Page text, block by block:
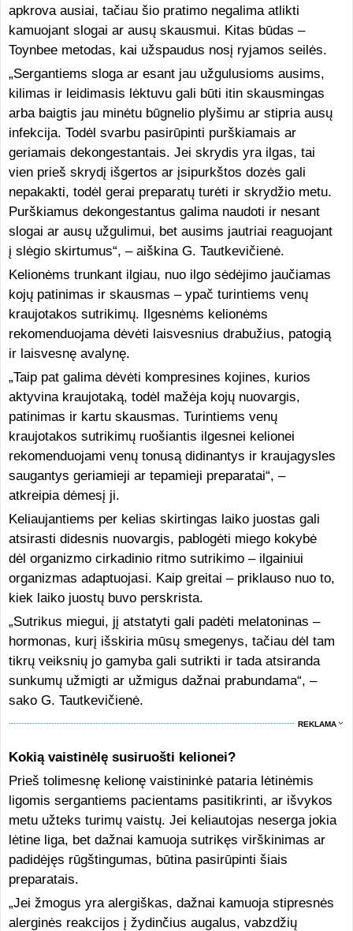
apkrova ausiai, tačiau šio pratimo negalima atlikti
kamuojant slogai ar ausų skausmui. Kitas būdas –
Toynbee metodas, kai užspaudus nosį ryjamos seilės.
„Sergantiems sloga ar esant jau užgulusioms ausims,
kilimas ir leidimasis lėktuvu gali būti itin skausmingas
arba baigtis jau minėtu būgnelio plyšimu ar stipria ausų
infekcija. Todėl svarbu pasirūpinti purškiamais ar
geriamais dekongestantais. Jei skrydis yra ilgas, tai
vien prieš skrydį išgertos ar įsipurkštos dozės gali
nepakakti, todėl gerai preparatų turėti ir skrydžio metu.
Purškiamus dekongestantus galima naudoti ir nesant
slogai ar ausų užgulimui, bet ausims jautriai reaguojant
į slėgio skirtumus“, – aiškina G. Tautkevičienė.
Kelionėms trunkant ilgiau, nuo ilgo sėdėjimo jaučiamas
kojų patinimas ir skausmas – ypač turintiems venų
kraujotakos sutrikimų. Ilgesnėms kelionėms
rekomenduojama dėvėti laisvesnius drabužius, patogią
ir laisvesnę avalynę.
„Taip pat galima dėvėti kompresines kojines, kurios
aktyvina kraujotaką, todėl mažėja kojų nuovargis,
patinimas ir kartu skausmas. Turintiems venų
kraujotakos sutrikimų ruošiantis ilgesnei kelionei
rekomenduojami venų tonusą didinantys ir kraujagysles
saugantys geriamieji ar tepamieji preparatai“, –
atkreipia dėmesį ji.
Keliaujantiems per kelias skirtingas laiko juostas gali
atsirasti didesnis nuovargis, pablogėti miego kokybė
dėl organizmo cirkadinio ritmo sutrikimo – ilgainiui
organizmas adaptuojasi. Kaip greitai – priklauso nuo to,
kiek laiko juostų buvo perskrista.
„Sutrikus miegui, jį atstatyti gali padėti melatoninas –
hormonas, kurį išskiria mūsų smegenys, tačiau dėl tam
tikrų veiksnių jo gamyba gali sutrikti ir tada atsiranda
sunkumų užmigti ar užmigus dažnai prabundama“, –
sako G. Tautkevičienė.
REKLAMA
Kokią vaistinėlę susiruošti kelionei?
Prieš tolimesnę kelionę vaistininkė pataria lėtinėmis
ligomis sergantiems pacientams pasitikrinti, ar išvykos
metu užteks turimų vaistų. Jei keliautojas neserga jokia
lėtine liga, bet dažnai kamuoja sutrikęs virškinimas ar
padidėjęs rūgštingumas, būtina pasirūpinti šiais
preparatais.
„Jei žmogus yra alergiškas, dažnai kamuoja stipresnės
alerginės reakcijos į žydinčius augalus, vabzdžių